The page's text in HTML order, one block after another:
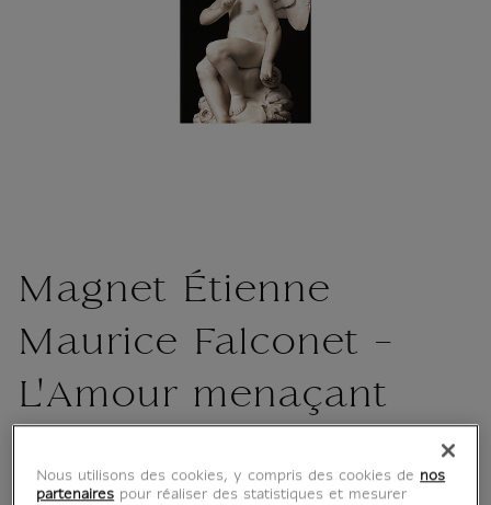
Magnet Étienne
Maurice Falconet -
L'Amour menaçant
Nous utilisons des cookies, y compris des cookies de nos
partenaires pour réaliser des statistiques et mesurer